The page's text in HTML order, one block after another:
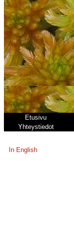
Etusivu
Yhteystiedot
In English